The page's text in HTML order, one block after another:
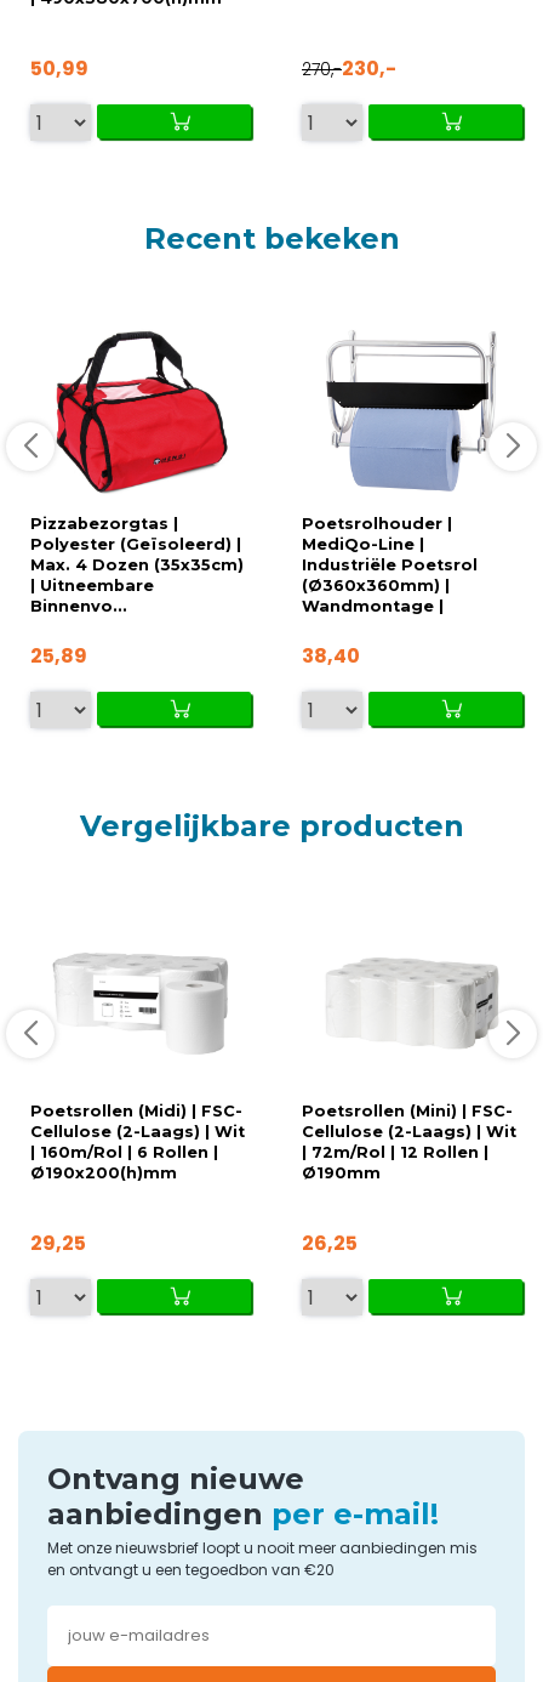
50,99 270,-230,-
Recent bekeken
Pizzabezorgtas |
Polyester (Geïsoleerd) |
Max. 4 Dozen (35x35cm)
| Uitneembare
Binnenvo...
25,89
Poetsrolhouder |
MediQo-Line |
Industriële Poetsrol
(Ø360x360mm) |
Wandmontage |
38,40
Vergelijkbare producten
Poetsrollen (Midi) | FSC-
Cellulose (2-Laags) | Wit
| 160m/Rol | 6 Rollen |
Ø190x200(h)mm
29,25
Poetsrollen (Mini) | FSC-
Cellulose (2-Laags) | Wit
| 72m/Rol | 12 Rollen |
Ø190mm
26,25
Ontvang nieuwe
aanbiedingen per e-mail!
Met onze nieuwsbrief loopt u nooit meer aanbiedingen mis
en ontvangt u een tegoedbon van €20